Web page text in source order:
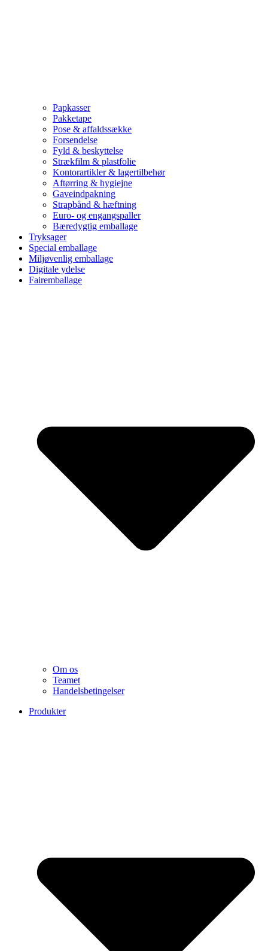
Papkasser
Pakketape
Pose & affaldssække
Forsendelse
Fyld & beskyttelse
Strækfilm & plastfolie
Kontorartikler & lagertilbehør
Aftørring & hygiejne
Gaveindpakning
Strapbånd & hæftning
Euro- og engangspaller
Bæredygtig emballage
Tryksager
Special emballage
Miljøvenlig emballage
Digitale ydelse
Fairemballage
Om os
Teamet
Handelsbetingelser
Produkter